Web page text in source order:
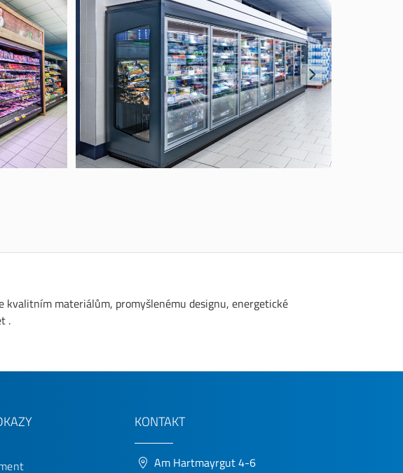
kvalitním materiálům, promyšlenému designu, energetické
.
KONTAKT
Am Hartmayrgut 4-6